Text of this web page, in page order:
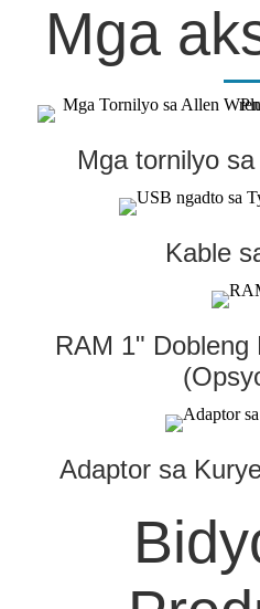
Mga
Mga tornilyo
Kable
RAM 1" Dobleng
Adaptor sa